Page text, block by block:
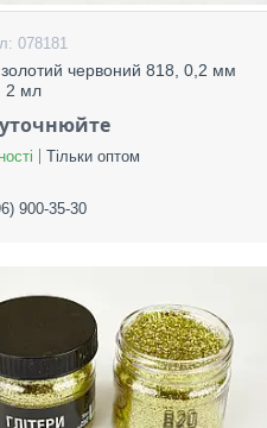
078181
золотий червоний 818, 0,2 мм
2 мл
Тільки оптом
900-35-30